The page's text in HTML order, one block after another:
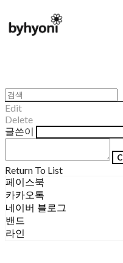
Edit
Delete
글쓴이
Return To List
페이스북
카카오톡
네이버 블로그
밴드
라인